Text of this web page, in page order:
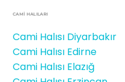
CAMİ HALILARI
Cami Halısı Diyarbakır
Cami Halısı Edirne
Cami Halısı Elazığ